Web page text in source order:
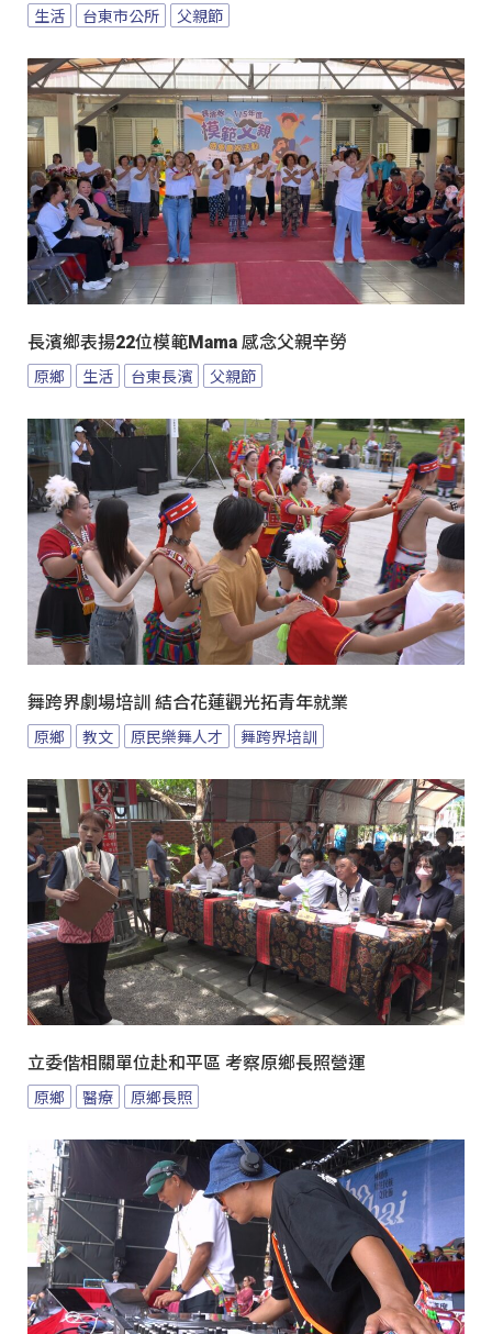
生活 台東市公所 父親節
長濱鄉表揚22位模範Mama 感念父親辛勞
原鄉 生活 台東長濱 父親節
舞跨界劇場培訓 結合花蓮觀光拓青年就業
原鄉 教文 原民樂舞人才 舞跨界培訓
立委偕相關單位赴和平區 考察原鄉長照營運
原鄉 醫療 原鄉長照